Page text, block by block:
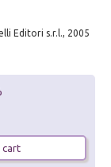
Editori s.r.l., 2005
cart